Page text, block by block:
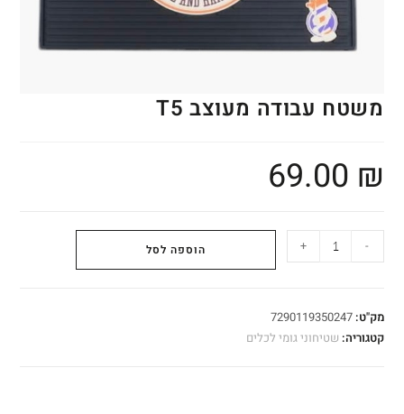
משטח עבודה מעוצב T5
69.00 ₪
-
+ הוספה לסל
מק"ט:7290119350247
קטגוריה: שטיחוני גומי לכלים